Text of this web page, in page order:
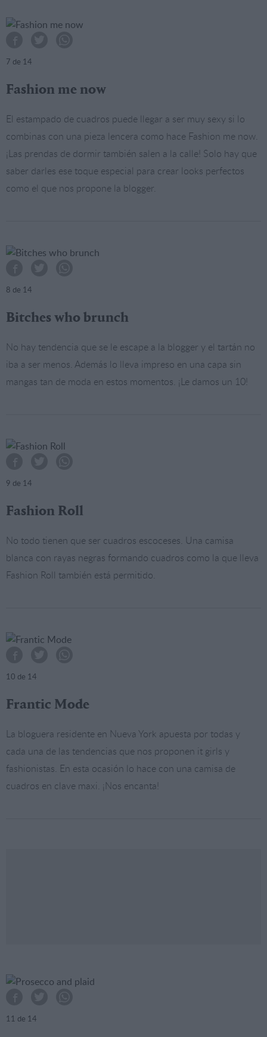
7 de 14
Fashion me now
El estampado de cuadros puede llegar a ser muy sexy si lo
combinas con una pieza lencera como hace Fashion me now.
¡Las prendas de dormir también salen a la calle! Solo hay que
saber darles ese toque especial para crear looks perfectos
como el que nos propone la blogger.
8 de 14
Bitches who brunch
No hay tendencia que se le escape a la blogger y el tartán no
iba a ser menos. Además lo lleva impreso en una capa sin
mangas tan de moda en estos momentos. ¡Le damos un 10!
9 de 14
Fashion Roll
No todo tienen que ser cuadros escoceses. Una camisa
blanca con rayas negras formando cuadros como la que lleva
Fashion Roll también está permitido.
10 de 14
Frantic Mode
La bloguera residente en Nueva York apuesta por todas y
cada una de las tendencias que nos proponen it girls y
fashionistas. En esta ocasión lo hace con una camisa de
cuadros en clave maxi. ¡Nos encanta!
11 de 14